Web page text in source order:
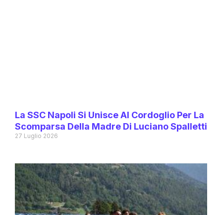
La SSC Napoli Si Unisce Al Cordoglio Per La
Scomparsa Della Madre Di Luciano Spalletti
27 Luglio 2026